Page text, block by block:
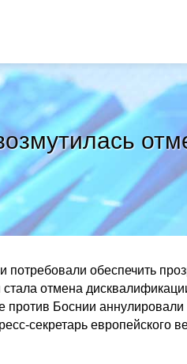
потребовали обеспечить
стала отмена
против Боснии
секретарь европейского